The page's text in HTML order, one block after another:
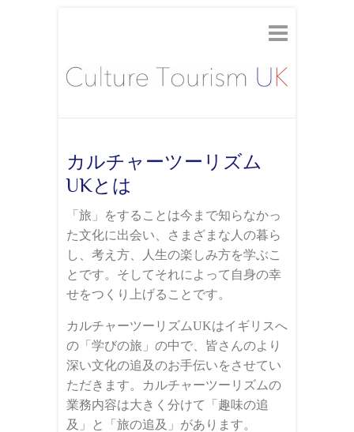
カルチャーツーリズム
UKとは
「旅」をすることは今まで知らなかっ
た文化に出会い、さまざまな人の暮ら
し、考え方、人生の楽しみ方を学ぶこ
とです。そしてそれによって自身の幸
せをつくり上げることです。
カルチャーツーリズムUKはイギリスへ
の「学びの旅」の中で、皆さんのより
深い文化の追及のお手伝いをさせてい
ただきます。カルチャーツーリズムの
業務内容は大きく分けて「趣味の追
及」と「旅の追及」があります。